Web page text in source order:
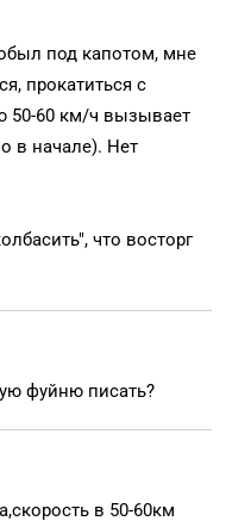
под капотом, мне
прокатиться с
50-60 км/ч вызывает
в начале). Нет
что восторг
фуйню писать?
в 50-60км